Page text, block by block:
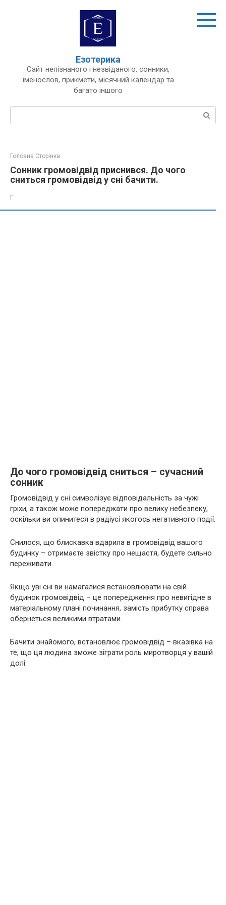
Езотерика
Сайт непізнаного і незвіданого: сонники,
іменослов, прикмети, місячний календар та
багато іншого
Пошук:
Головна Сторінка
Сонник громовідвід приснився. До чого
сниться громовідвід у сні бачити.
Г
До чого громовідвід сниться – сучасний
сонник
Громовідвід у сні символізує відповідальність за чужі
гріхи, а також може попереджати про велику небезпеку,
оскільки ви опинитеся в радіусі якогось негативного події.
Снилося, що блискавка вдарила в громовідвід вашого
будинку – отримаєте звістку про нещастя, будете сильно
переживати.
Якщо уві сні ви намагалися встановлювати на свій
будинок громовідвід – це попередження про невигідне в
матеріальному плані починання, замість прибутку справа
обернеться великими втратами.
Бачити знайомого, встановлює громовідвід – вказівка на
те, що ця людина зможе зіграти роль миротворця у вашій
долі.